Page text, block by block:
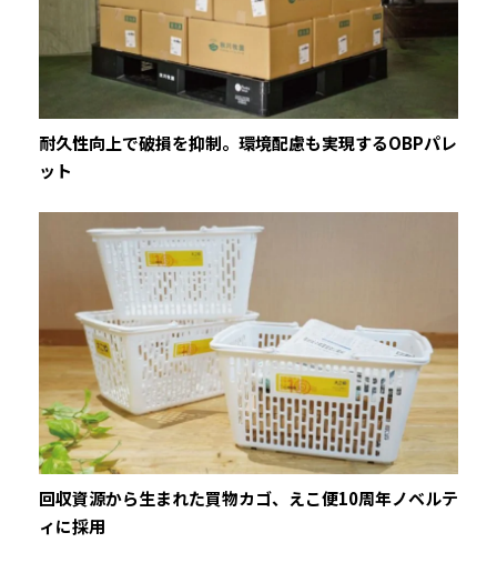
耐久性向上で破損を抑制。環境配慮も実現するOBPパレ
ット
回収資源から生まれた買物カゴ、えこ便10周年ノベルテ
ィに採用